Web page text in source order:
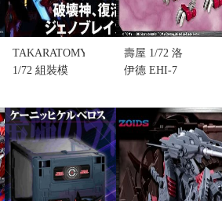
TAKARATOMY
1/72 組裝模
ZOIDS AZ-
12 裂刃魔龍
(不挑盒況.只
能宅配) (售
完缺貨...
售價:0
壽屋 1/72 洛
伊德 EHI-7
ZENEBUS
帝國仕様
(ZD152X) 組
裝模型 再販
(不挑盒況)
(售完缺貨...